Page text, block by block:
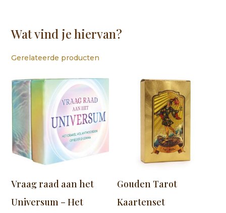
Wat vind je hiervan?
Gerelateerde producten
Vraag raad aan het
Universum – Het
Gouden Tarot
Kaartenset